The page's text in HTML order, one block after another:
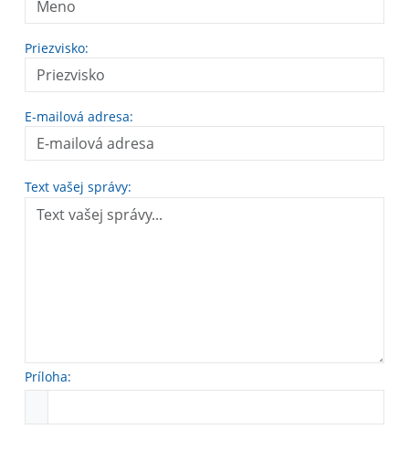
Priezvisko:
E-mailová adresa:
Text vašej správy:
Príloha: